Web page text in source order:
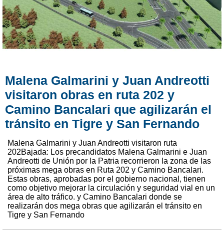
Malena Galmarini y Juan Andreotti
visitaron obras en ruta 202 y
Camino Bancalari que agilizarán el
tránsito en Tigre y San Fernando
Malena Galmarini y Juan Andreotti visitaron ruta
202Bajada: Los precandidatos Malena Galmarini e Juan
Andreotti de Unión por la Patria recorrieron la zona de las
próximas mega obras en Ruta 202 y Camino Bancalari.
Estas obras, aprobadas por el gobierno nacional, tienen
como objetivo mejorar la circulación y seguridad vial en un
área de alto tráfico. y Camino Bancalari donde se
realizarán dos mega obras que agilizarán el tránsito en
Tigre y San Fernando